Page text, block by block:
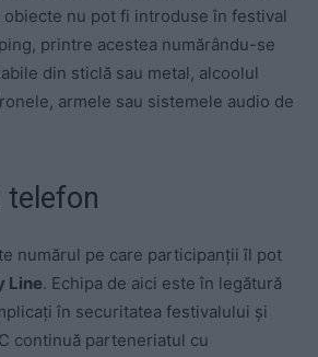
obiecte nu pot fi introduse în festival
printre acestea numărându-se
din sticlă sau metal, alcoolul
armele sau sistemele audio de
telefon
numărul pe care participanții îl pot
Line. Echipa de aici este în legătură
în securitatea festivalului și
continuă parteneriatul cu